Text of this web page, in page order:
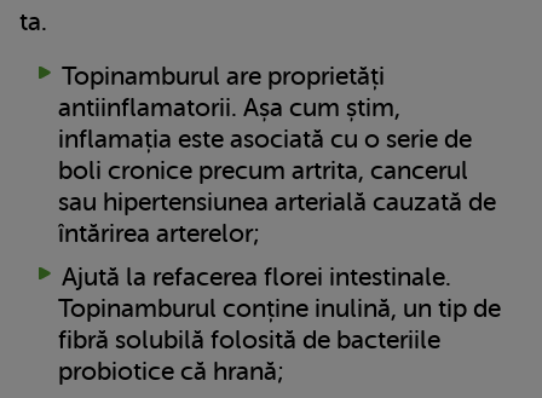
ta.
Topinamburul are proprietăți
antiinflamatorii. Așa cum știm,
inflamația este asociată cu o serie de
boli cronice precum artrita, cancerul
sau hipertensiunea arterială cauzată de
întărirea arterelor;
Ajută la refacerea florei intestinale.
Topinamburul conține inulină, un tip de
fibră solubilă folosită de bacteriile
probiotice că hrană;